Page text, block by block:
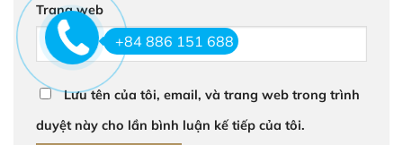
Trang web
Lưu tên của tôi, email, và trang web trong trình
duyệt này cho lần bình luận kế tiếp của tôi.
+84 886 151 688